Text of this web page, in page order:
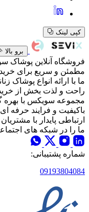
کپی لینک
برو بالا
فروشگاه آنلاین پوشاک
مطمئن و سریع برای
ما با ارائه انواع پوشاک
راحت و لذت بخش از خرید
مجموعه سویکس با بهره
باکیفیت و فرایند حرفه
ارتباطی پایدار با
ما را در شبکه های
شماره پشتیبانی:
09193804084